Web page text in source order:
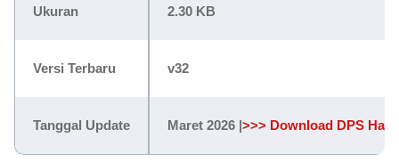
Ukuran 2.30 KB
Versi Terbaru v32
Tanggal Update Maret 2026 |>>> Download DPS